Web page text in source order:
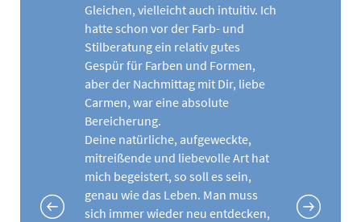
Gleichen, vielleicht auch intuitiv. Ich
hatte schon vor der Farb- und
Stilberatung ein relativ gutes
Gespür für Farben und Formen,
aber der Nachmittag mit Dir, liebe
Carmen, war eine absolute
Bereicherung.
Deine natürliche, aufgeweckte,
mitreißende und liebevolle Art hat
mich begeistert, so soll es sein,
genau wie das Leben. Man muss
sich immer wieder neu entdecken,